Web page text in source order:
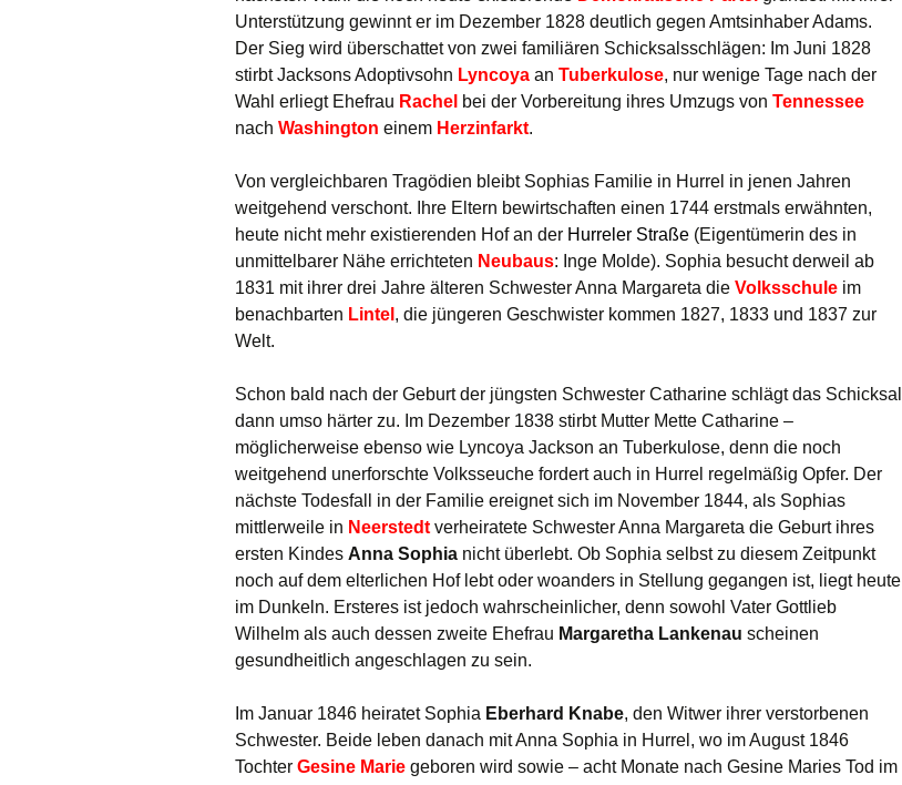
Unterstützung gewinnt er im Dezember 1828 deutlich gegen Amtsinhaber Adams.
Der Sieg wird überschattet von zwei familiären Schicksalsschlägen: Im Juni 1828
stirbt Jacksons Adoptivsohn Lyncoya an Tuberkulose, nur wenige Tage nach der
Wahl erliegt Ehefrau Rachel bei der Vorbereitung ihres Umzugs von Tennessee
nach Washington einem Herzinfarkt.
Von vergleichbaren Tragödien bleibt Sophias Familie in Hurrel in jenen Jahren
weitgehend verschont. Ihre Eltern bewirtschaften einen 1744 erstmals erwähnten,
heute nicht mehr existierenden Hof an der Hurreler Straße (Eigentümerin des in
unmittelbarer Nähe errichteten Neubaus: Inge Molde). Sophia besucht derweil ab
1831 mit ihrer drei Jahre älteren Schwester Anna Margareta die Volksschule im
benachbarten Lintel , die jüngeren Geschwister kommen 1827, 1833 und 1837 zur
Welt.
Schon bald nach der Geburt der jüngsten Schwester Catharine schlägt das Schicksal
dann umso härter zu. Im Dezember 1838 stirbt Mutter Mette Catharine –
möglicherweise ebenso wie Lyncoya Jackson an Tuberkulose, denn die noch
weitgehend unerforschte Volksseuche fordert auch in Hurrel regelmäßig Opfer. Der
nächste Todesfall in der Familie ereignet sich im November 1844, als Sophias
mittlerweile in Neerstedt verheiratete Schwester Anna Margareta die Geburt ihres
ersten Kindes Anna Sophia nicht überlebt. Ob Sophia selbst zu diesem Zeitpunkt
noch auf dem elterlichen Hof lebt oder woanders in Stellung gegangen ist, liegt heute
im Dunkeln. Ersteres ist jedoch wahrscheinlicher, denn sowohl Vater Gottlieb
Wilhelm als auch dessen zweite Ehefrau Margaretha Lankenau scheinen
gesundheitlich angeschlagen zu sein.
Im Januar 1846 heiratet Sophia Eberhard Knabe, den Witwer ihrer verstorbenen
Schwester. Beide leben danach mit Anna Sophia in Hurrel, wo im August 1846
Tochter Gesine Marie geboren wird sowie – acht Monate nach Gesine Maries Tod im